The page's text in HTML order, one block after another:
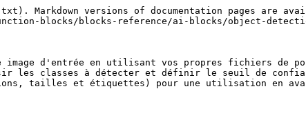
Markdown versions of documentation pages are
blocks/blocks-reference/ai-blocks/object-
image d'entrée en utilisant vos propres fichiers de
les classes à détecter et définir le seuil de
tailles et étiquettes) pour une utilisation en